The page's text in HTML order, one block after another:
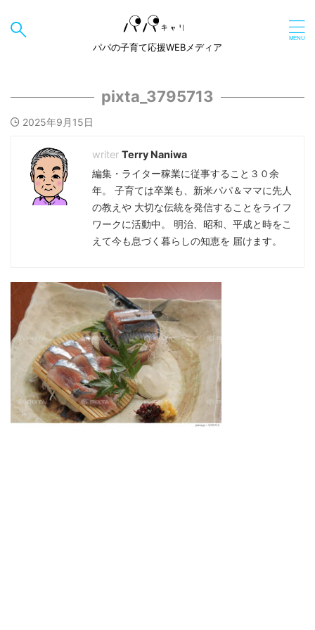
パパの子育て応援WEBメディア
pixta_3795713
2025年9月15日
Terry Naniwa
編集・ライター稼業に従事すること３０余
年。 子育ては卒業も、新米パパ＆ママに先人
の教えや 大切な伝統を発信することをライフ
ワークに活動中。 明治、昭和、平成と時をこ
えて今も息づく暮らしの知恵を 届けます。